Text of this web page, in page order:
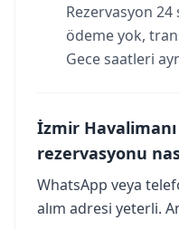
Rezervasyon 24
ödeme yok,
Gece saatleri
İzmir
rezervasyonu
WhatsApp veya
alım adresi yeterli.